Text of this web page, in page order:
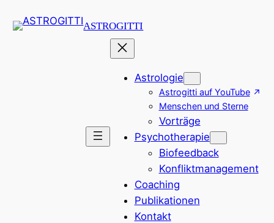
Inhalt
ASTROGITTI
Astrologie
Astrogitti auf YouTube
Menschen und Sterne
Vorträge
Psychotherapie
Biofeedback
Konfliktmanagement
Coaching
Publikationen
Kontakt